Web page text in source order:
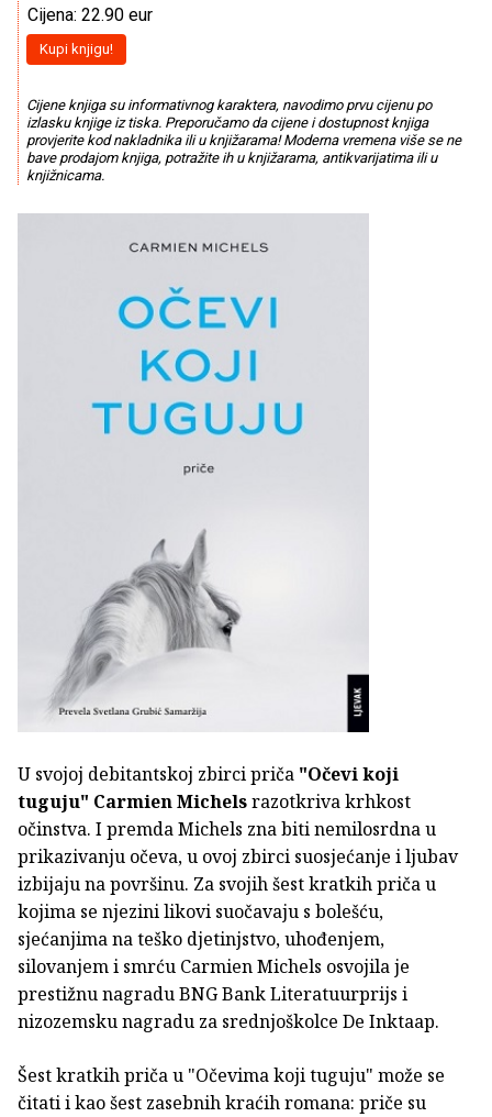
Cijena: 22.90 eur
Kupi knjigu!
Cijene knjiga su informativnog karaktera, navodimo prvu cijenu po
izlasku knjige iz tiska. Preporučamo da cijene i dostupnost knjiga
provjerite kod nakladnika ili u knjižarama! Moderna vremena više se ne
bave prodajom knjiga, potražite ih u knjižarama, antikvarijatima ili u
knjižnicama.
U svojoj debitantskoj zbirci priča "Očevi koji
tuguju" Carmien Michelsrazotkriva krhkost
očinstva. I premda Michels zna biti nemilosrdna u
prikazivanju očeva, u ovoj zbirci suosjećanje i ljubav
izbijaju na površinu. Za svojih šest kratkih priča u
kojima se njezini likovi suočavaju s bolešću,
sjećanjima na teško djetinjstvo, uhođenjem,
silovanjem i smrću Carmien Michels osvojila je
prestižnu nagradu BNG Bank Literatuurprijs i
nizozemsku nagradu za srednjoškolce De Inktaap.
Šest kratkih priča u "Očevima koji tuguju" može se
čitati i kao šest zasebnih kraćih romana: priče su